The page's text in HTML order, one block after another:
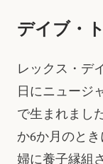
デイブ・
レックス・デ
日にニュージ
で生まれまし
か6か月のと
婦に養子縁組